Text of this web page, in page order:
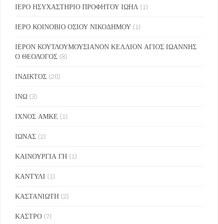
ΙΕΡΟ ΗΣΥΧΑΣΤΗΡΙΟ ΠΡΟΦΗΤΟΥ ΙΩΗΛ (1)
ΙΕΡΟ ΚΟΙΝΟΒΙΟ ΟΣΙΟΥ ΝΙΚΟΔΗΜΟΥ (1)
ΙΕΡΟΝ ΚΟΥΤΛΟΥΜΟΥΣΙΑΝΟΝ ΚΕΛΛΙΟΝ ΑΓΙΟΣ ΙΩΑΝΝΗΣ
Ο ΘΕΟΛΟΓΟΣ (8)
ΙΝΔΙΚΤΟΣ (20)
ΙΝΩ (3)
ΙΧΝΟΣ ΑΜΚΕ (1)
ΙΩΝΑΣ (2)
ΚΑΙΝΟΥΡΓΙΑ ΓΗ (1)
ΚΑΝΤΥΛΙ (1)
ΚΑΣΤΑΝΙΩΤΗ (2)
ΚΑΣΤΡΟ (7)